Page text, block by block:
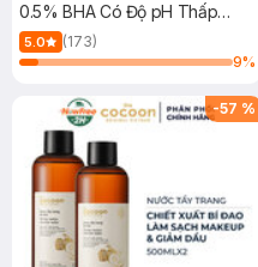
0.5% BHA Có Độ pH Thấp
150ml
5.0
(173)
9%
-57 %